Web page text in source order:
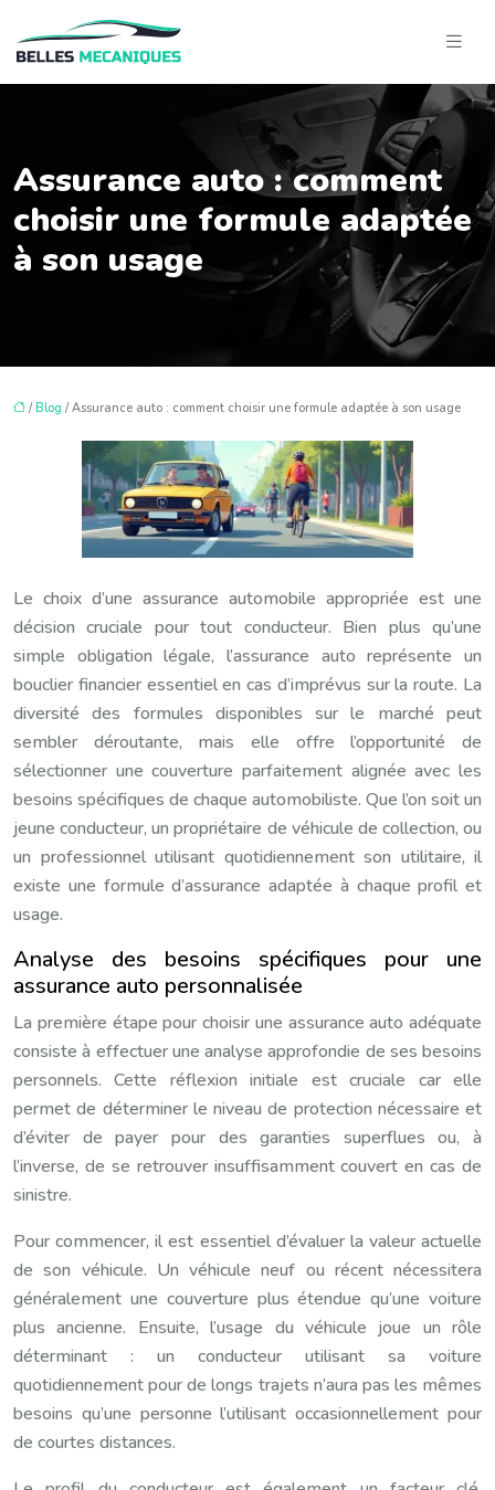
Assurance auto : comment
choisir une formule adaptée
à son usage
/ Blog / Assurance auto : comment choisir une formule adaptée à son usage
Le choix d’une assurance automobile appropriée est une
décision cruciale pour tout conducteur. Bien plus qu’une
simple obligation légale, l’assurance auto représente un
bouclier financier essentiel en cas d’imprévus sur la route. La
diversité des formules disponibles sur le marché peut
sembler déroutante, mais elle offre l’opportunité de
sélectionner une couverture parfaitement alignée avec les
besoins spécifiques de chaque automobiliste. Que l’on soit un
jeune conducteur, un propriétaire de véhicule de collection, ou
un professionnel utilisant quotidiennement son utilitaire, il
existe une formule d’assurance adaptée à chaque profil et
usage.
Analyse des besoins spécifiques pour une
assurance auto personnalisée
La première étape pour choisir une assurance auto adéquate
consiste à effectuer une analyse approfondie de ses besoins
personnels. Cette réflexion initiale est cruciale car elle
permet de déterminer le niveau de protection nécessaire et
d’éviter de payer pour des garanties superflues ou, à
l’inverse, de se retrouver insuffisamment couvert en cas de
sinistre.
Pour commencer, il est essentiel d’évaluer la valeur actuelle
de son véhicule. Un véhicule neuf ou récent nécessitera
généralement une couverture plus étendue qu’une voiture
plus ancienne. Ensuite, l’usage du véhicule joue un rôle
déterminant : un conducteur utilisant sa voiture
quotidiennement pour de longs trajets n’aura pas les mêmes
besoins qu’une personne l’utilisant occasionnellement pour
de courtes distances.